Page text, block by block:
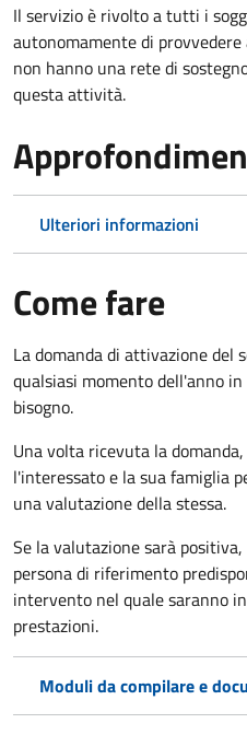
Il servizio è rivolto a tutti i
autonomamente di
non hanno una rete di
questa attività.
Ulteriori informazioni
Come fare
La domanda di attivazione del
qualsiasi momento dell'anno
bisogno.
Una volta ricevuta la
l'interessato e la sua famiglia
una valutazione della stessa.
Se la valutazione sarà
persona di riferimento
intervento nel quale saranno
prestazioni.
Moduli da compilare e